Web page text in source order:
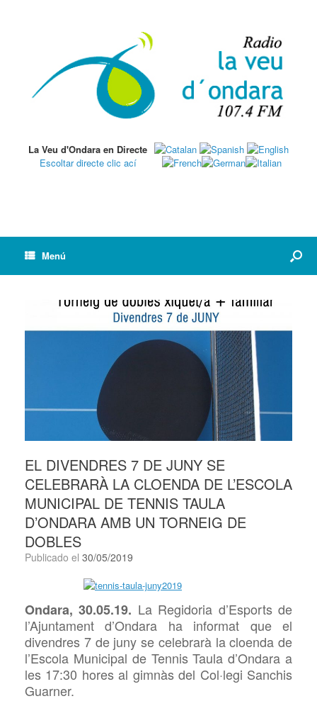
La Veu d'Ondara en Directe
Escoltar directe clic ací
Menú
EL DIVENDRES 7 DE JUNY SE
CELEBRARÀ LA CLOENDA DE L’ESCOLA
MUNICIPAL DE TENNIS TAULA
D’ONDARA AMB UN TORNEIG DE
DOBLES
Publicado el 30/05/2019
Ondara, 30.05.19. La Regidoria d’Esports de
l’Ajuntament d’Ondara ha informat que el
divendres 7 de juny se celebrarà la cloenda de
l’Escola Municipal de Tennis Taula d’Ondara a
les 17:30 hores al gimnàs del Col·legi Sanchis
Guarner.